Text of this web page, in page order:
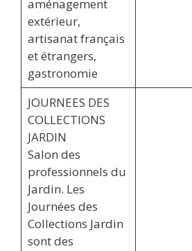
aménagement
extérieur,
artisanat français
et étrangers,
gastronomie
JOURNEES DES
COLLECTIONS
JARDIN
Salon des
professionnels du
Jardin. Les
Journées des
Collections Jardin
sont des